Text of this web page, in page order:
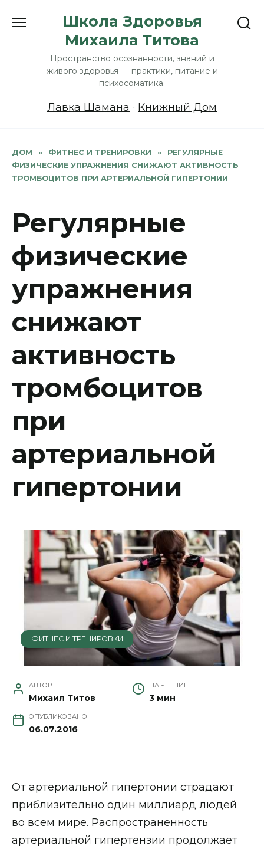
содержанию
Школа Здоровья
Михаила Титова
Пространство осознанности, знаний и
живого здоровья — практики, питание и
психосоматика.
Лавка Шамана · Книжный Дом
ДОМ » ФИТНЕС И ТРЕНИРОВКИ »
РЕГУЛЯРНЫЕ
ФИЗИЧЕСКИЕ УПРАЖНЕНИЯ СНИЖАЮТ АКТИВНОСТЬ
ТРОМБОЦИТОВ ПРИ АРТЕРИАЛЬНОЙ ГИПЕРТОНИИ
Регулярные
физические
упражнения
снижают
активность
тромбоцитов
при
артериальной
гипертонии
ФИТНЕС И ТРЕНИРОВКИ
АВТОР
Михаил Титов
НА ЧТЕНИЕ
3 мин
ОПУБЛИКОВАНО
06.07.2016
От артериальной гипертонии страдают
приблизительно один миллиард людей
во всем мире. Распространенность
артериальной гипертензии продолжает